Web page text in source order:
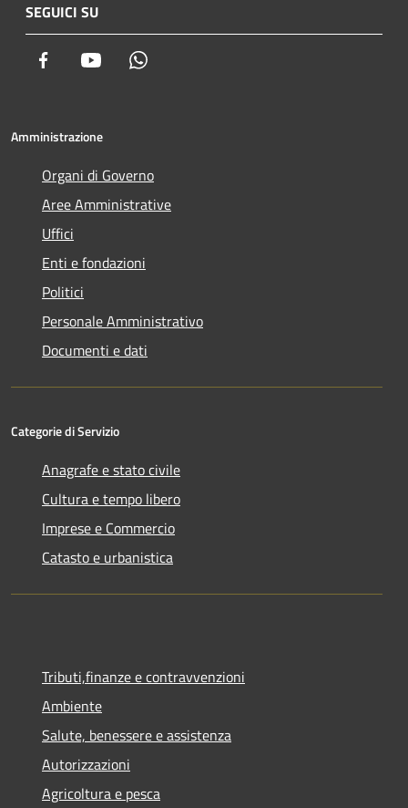
SEGUICI SU
Facebook Youtube
Amministrazione
Organi di Governo
Aree Amministrative
Uffici
Enti e fondazioni
Politici
Personale Amministrativo
Documenti e dati
Categorie di Servizio
Anagrafe e stato civile
Cultura e tempo libero
Imprese e Commercio
Catasto e urbanistica
Tributi,finanze e contravvenzioni
Ambiente
Salute, benessere e assistenza
Autorizzazioni
Agricoltura e pesca